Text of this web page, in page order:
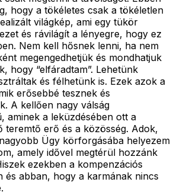
hogy a tökéletes csak a tökéletlen
világkép, ami egy tükör
és rávilágít a lényegre, hogy ez
Nem kell hősnek lenni, ha nem
megengedhetjük és mondhatjuk
hogy “elfáradtam”. Lehetünk
és félhetünk is. Ezek azok a
erősebbé tesznek és
A kellően nagy válság
aminek a leküzdésében ott a
teremtő erő és a közösség. Adok,
Ügy körforgásába helyezem
amely idővel megtérül hozzánk
ezekben a kompenzációs
és abban, hogy a karmának nincs